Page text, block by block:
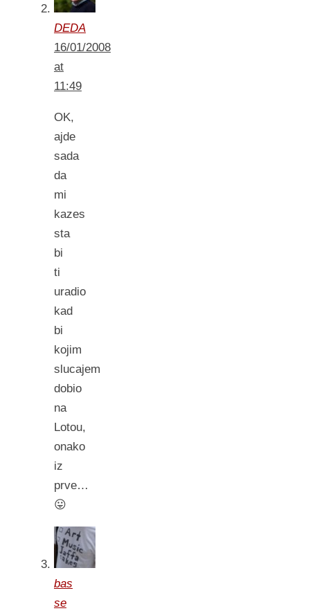
DEDA
16/01/2008
at
11:49
OK,
ajde
sada
da
mi
kazes
sta
bi
ti
uradio
kad
bi
kojim
slucajem
dobio
na
Lotou,
onako
iz
prve…
😛
bas
se